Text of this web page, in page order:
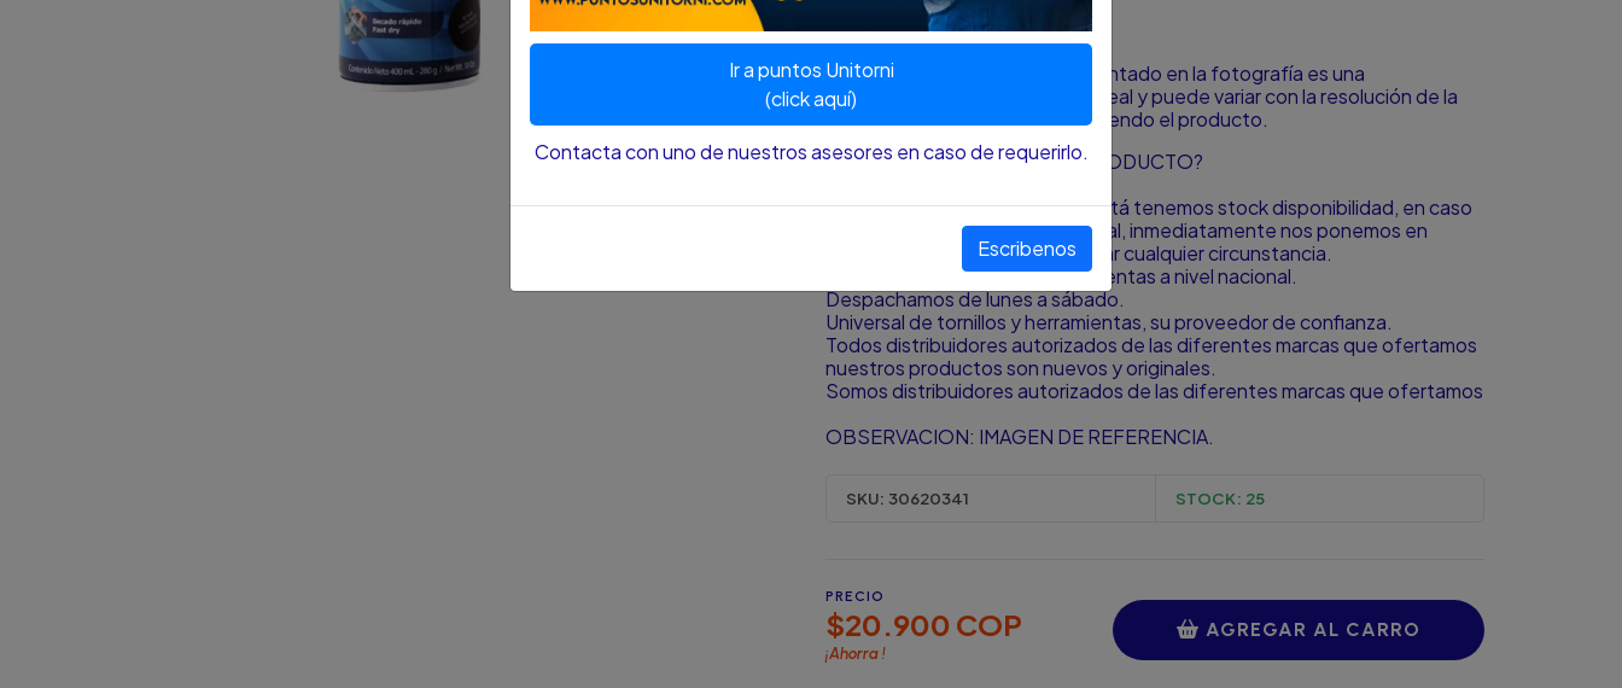
Nota:El color y el tamaño presentado en la fotografía es una
aproximación al color y tamaño real y puede variar con la resolución de la
pantalla desde donde se está viendo el producto.
¿HAY DISPONIBILIDAD DEL PRODUCTO?
Si la publicación del producto está tenemos stock disponibilidad, en caso
de alguna circunstancia, adicional, inmediatamente nos ponemos en
contacto con cliente para mitigar cualquier circunstancia.
Somos proveedores de herramientas a nivel nacional.
Despachamos de lunes a sábado.
Universal de tornillos y herramientas, su proveedor de confianza.
Todos distribuidores autorizados de las diferentes marcas que ofertamos
nuestros productos son nuevos y originales.
Somos distribuidores autorizados de las diferentes marcas que ofertamos
OBSERVACION: IMAGEN DE REFERENCIA.
SKU: 30620341 STOCK: 25
PRECIO
$20.900 COP
¡Ahorra!
AGREGAR AL CARRO
Ir a puntos Unitorni
(click aquí)
Contacta con uno de nuestros asesores en caso de requerirlo.
Escribenos